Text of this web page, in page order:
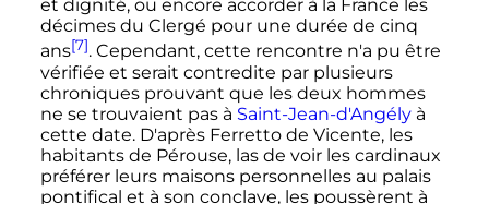
et dignité, ou encore accorder à la France les
décimes du Clergé pour une durée de cinq
ans[7]. Cependant, cette rencontre n'a pu être
vérifiée et serait contredite par plusieurs
chroniques prouvant que les deux hommes
ne se trouvaient pas à Saint-Jean-d'Angélyà
cette date. D'après Ferretto de Vicente, les
habitants de Pérouse, las de voir les cardinaux
préférer leurs maisons personnelles au palais
pontifical et à son conclave, les poussèrent à